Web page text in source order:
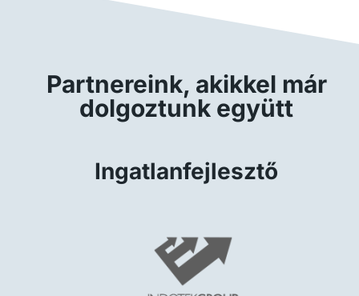
Partnereink, akikkel már
dolgoztunk együtt
Ingatlanfejlesztő